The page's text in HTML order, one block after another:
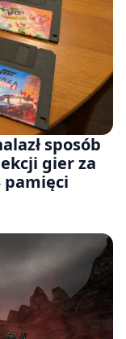
sposób
gier za
pamięci